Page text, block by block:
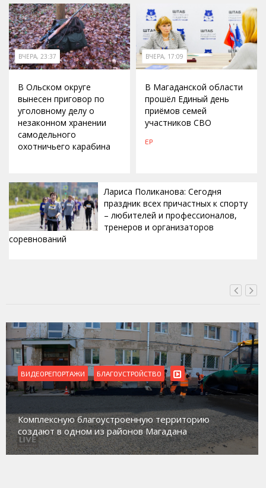
ВЧЕРА, 23:37
В Ольском округе
вынесен приговор по
уголовному делу о
незаконном хранении
самодельного
охотничьего карабина
ВЧЕРА, 17:09
В Магаданской области
прошёл Единый день
приёмов семей
участников СВО
ЕР
Лариса Поликанова: Сегодня
праздник всех причастных к спорту
– любителей и профессионалов,
тренеров и организаторов
соревнований
ВИДЕОРЕПОРТАЖИ БЛАГОУСТРОЙСТВО
Комплексную благоустроенную территорию
создают в одном из районов Магадана